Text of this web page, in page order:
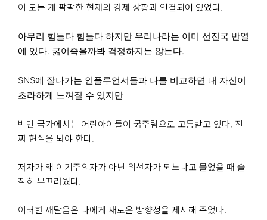
이 모든 게 팍팍한 현재의 경제 상황과 연결되어 있었다.
아무리 힘들다 힘들다 하지만 우리나라는 이미 선진국 반열
에 있다. 굶어죽을까봐 걱정하지는 않는다.
SNS에 잘나가는 인플루언서들과 나를 비교하면 내 자신이
초라하게 느껴질 수 있지만
빈민 국가에서는 어린아이들이 굶주림으로 고통받고 있다. 진
짜 현실을 봐야 한다.
저자가 왜 이기주의자가 아닌 위선자가 되느냐고 물었을 때 솔
직히 부끄러웠다.
이러한 깨달음은 나에게 새로운 방향성을 제시해 주었다.